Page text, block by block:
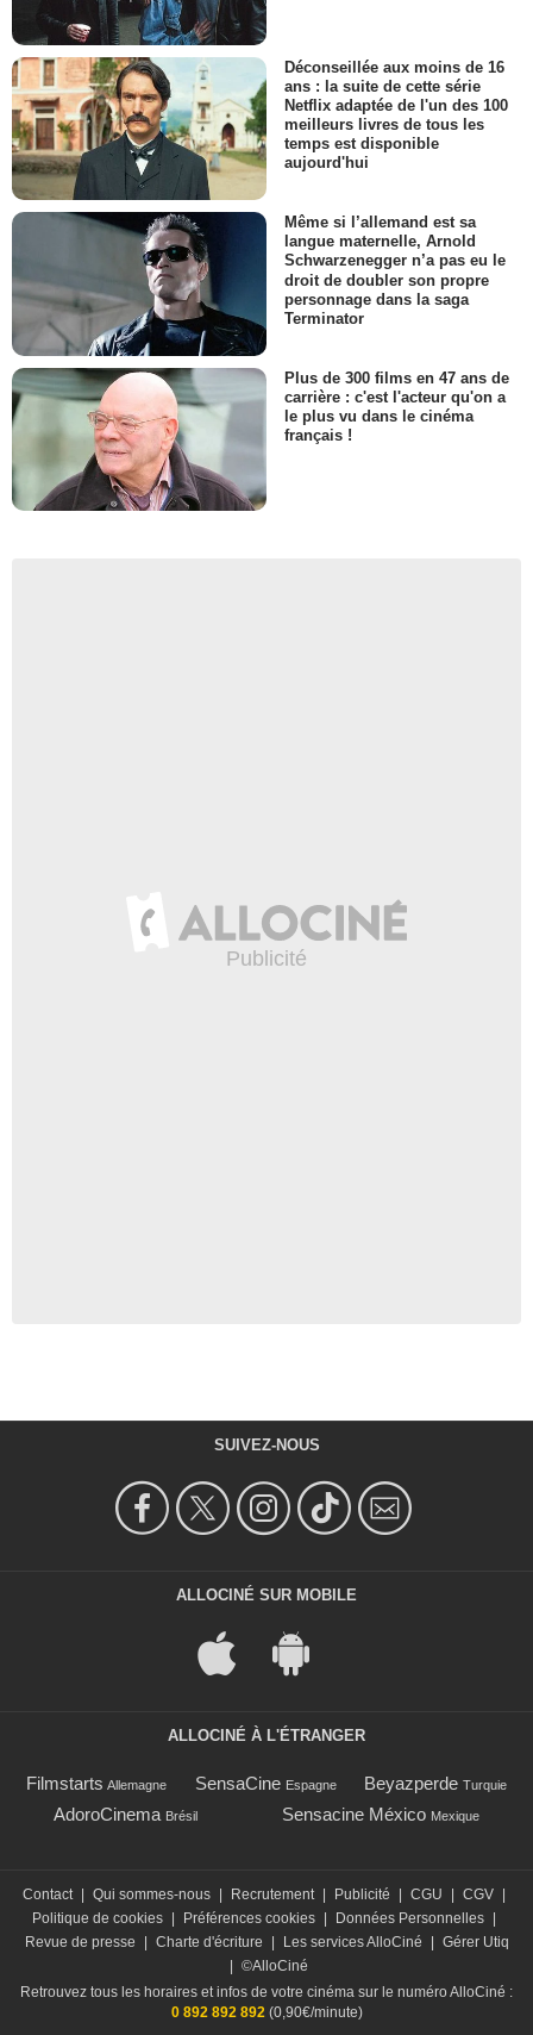
Déconseillée aux moins de 16
ans : la suite de cette série
Netflix adaptée de l'un des 100
meilleurs livres de tous les
temps est disponible
aujourd'hui
Même si l’allemand est sa
langue maternelle, Arnold
Schwarzenegger n’a pas eu le
droit de doubler son propre
personnage dans la saga
Terminator
Plus de 300 films en 47 ans de
carrière : c'est l'acteur qu'on a
le plus vu dans le cinéma
français !
SUIVEZ-NOUS
ALLOCINÉ SUR MOBILE
ALLOCINÉ À L'ÉTRANGER
Filmstarts Allemagne SensaCine Espagne Beyazperde Turquie
AdoroCinema Brésil Sensacine México Mexique
Contact Qui sommes-nous Recrutement Publicité CGU CGV
Politique de cookies
Préférences cookies Données Personnelles
Revue de presse
Charte d'écriture Les services AlloCiné
Gérer Utiq
©AlloCiné
Retrouvez tous les horaires et infos de votre cinéma sur le numéro AlloCiné :
0 892 892 892(0,90€/minute)